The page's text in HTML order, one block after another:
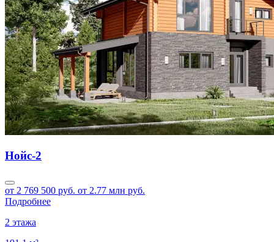
Нойс-2
от 2 769 500 руб. от 2.77 млн руб.
Подробнее
2 этажа